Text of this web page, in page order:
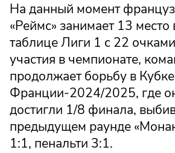
На данный момент
«Реймс» занимает 13 место
таблице Лиги 1 с 22
участия в чемпионате,
продолжает борьбу в Кубке
Франции-2024/2025, где
достигли 1/8 финала,
предыдущем раунде
1:1, пенальти 3:1.